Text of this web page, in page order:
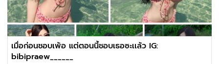
เมื่อก่อนชอบเพ้อ แต่ตอนนี้ชอบเธอซะเเล้ว IG:
bibipraew______